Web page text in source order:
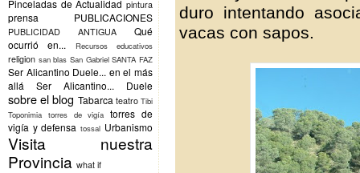
Pinceladas de Actualidad pintura
prensa PUBLICACIONES
PUBLICIDAD ANTIGUA
Qué
ocurrió en...
Recursos educativos
religion san blas San Gabriel SANTA FAZ
Ser Alicantino Duele... en el más
allá
Ser Alicantino... Duele
sobre el blog Tabarca teatro Tibi
Toponimia torres de vigía torres de
vigía y defensa tossal Urbanismo
Visita nuestra
Provincia what if
duro intentando
vacas con sapos.